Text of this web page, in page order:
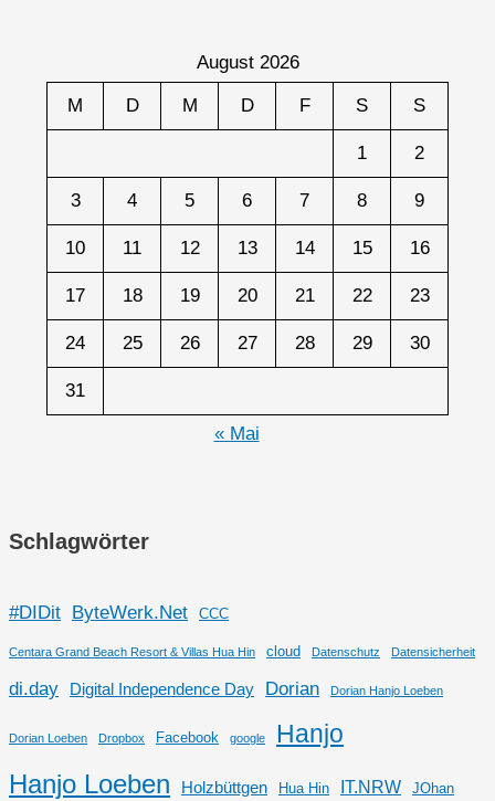
August 2026
M D M D F S S
1 2
3 4 5 6 7 8 9
10 11 12 13 14 15 16
17 18 19 20 21 22 23
24 25 26 27 28 29 30
31
« Mai
Schlagwörter
#DIDit ByteWerk.Net CCC
Centara Grand Beach Resort & Villas Hua Hin cloud Datenschutz Datensicherheit
di.day Digital Independence Day Dorian Dorian Hanjo Loeben
Dorian Loeben Dropbox Facebook google
Hanjo
Hanjo Loeben
Holzbüttgen Hua Hin IT.NRW JOhan